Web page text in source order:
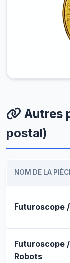
Autres
postal)
NOM DE LA
Futuroscope
Futuroscope
Robots